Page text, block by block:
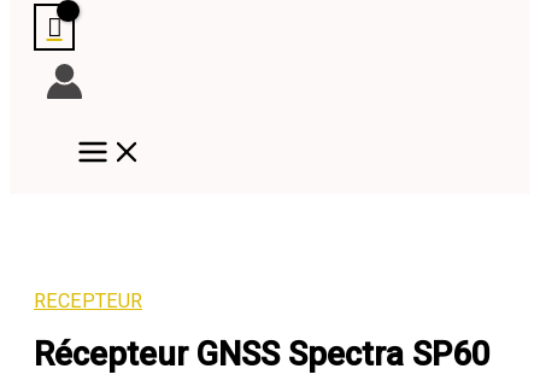
RECEPTEUR
Récepteur GNSS Spectra SP60